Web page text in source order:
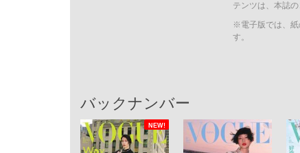
テンツは、本誌
※電子版では、紙
す。
バックナンバー
NEW!